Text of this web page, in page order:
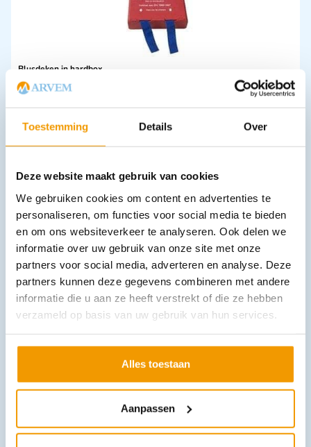
Toestemming Details Over
Deze website maakt gebruik van cookies
We gebruiken cookies om content en advertenties te
personaliseren, om functies voor social media te bieden
en om ons websiteverkeer te analyseren. Ook delen we
informatie over uw gebruik van onze site met onze
partners voor social media, adverteren en analyse. Deze
partners kunnen deze gegevens combineren met andere
informatie die u aan ze heeft verstrekt of die ze hebben
verzameld op basis van uw gebruik van hun services.
Alles toestaan
Aanpassen
Blusdeken in hardbox
€22,20 – €48,34
18.35 excl. btw
Opties bekijken
Eilandpleister RUDAVLIES steriel
3.5 excl. btw
Leverbaar